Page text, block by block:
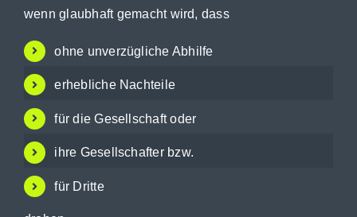
wenn glaubhaft gemacht wird, dass
ohne unverzügliche Abhilfe
erhebliche Nachteile
für die Gesellschaft oder
ihre Gesellschafter bzw.
für Dritte